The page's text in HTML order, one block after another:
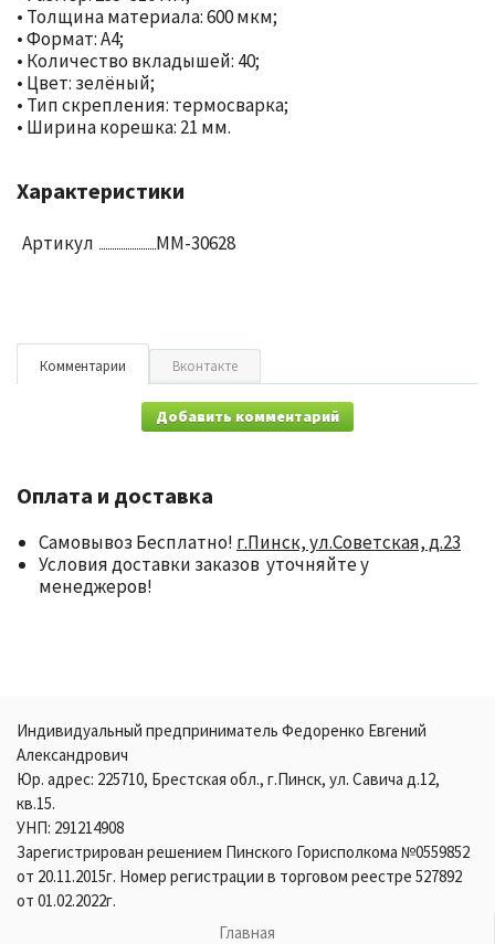
• Толщина материала: 600 мкм;
• Формат: А4;
• Количество вкладышей: 40;
• Цвет: зелёный;
• Тип скрепления: термосварка;
• Ширина корешка: 21 мм.
Характеристики
Артикул ММ-30628
Комментарии Вконтакте
Добавить комментарий
Оплата и доставка
Самовывоз Бесплатно! г.Пинск, ул.Советская, д.23
Условия доставки заказов уточняйте у
менеджеров!
Индивидуальный предприниматель Федоренко Евгений
Александрович
Юр. адрес: 225710, Брестская обл., г.Пинск, ул. Савича д.12,
кв.15.
УНП: 291214908
Зарегистрирован решением Пинского Горисполкома №0559852
от 20.11.2015г. Номер регистрации в торговом реестре 527892
от 01.02.2022г.
Главная